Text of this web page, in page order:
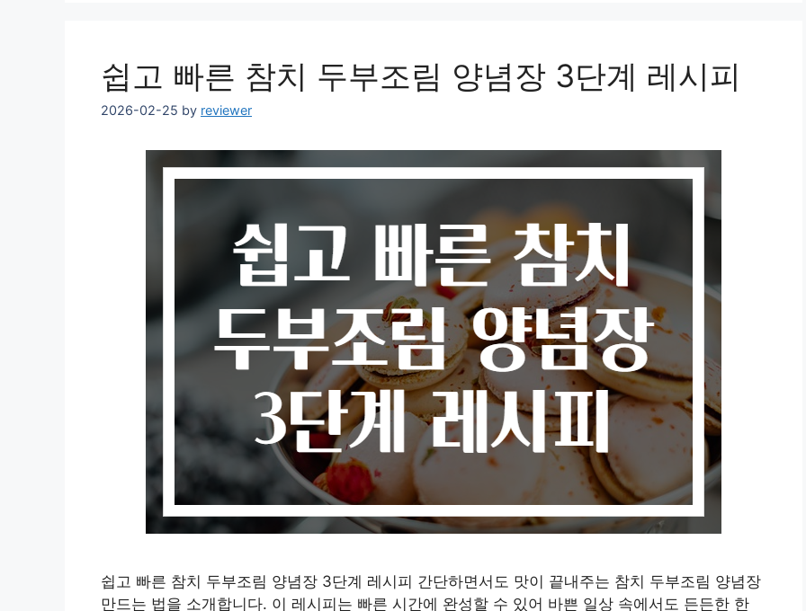
쉽고 빠른 참치 두부조림 양념장 3단계 레시피
2026-02-25 by reviewer
쉽고 빠른 참치 두부조림 양념장 3단계 레시피 간단하면서도 맛이 끝내주는 참치 두부조림 양념장
만드는 법을 소개합니다. 이 레시피는 빠른 시간에 완성할 수 있어 바쁜 일상 속에서도 든든한 한